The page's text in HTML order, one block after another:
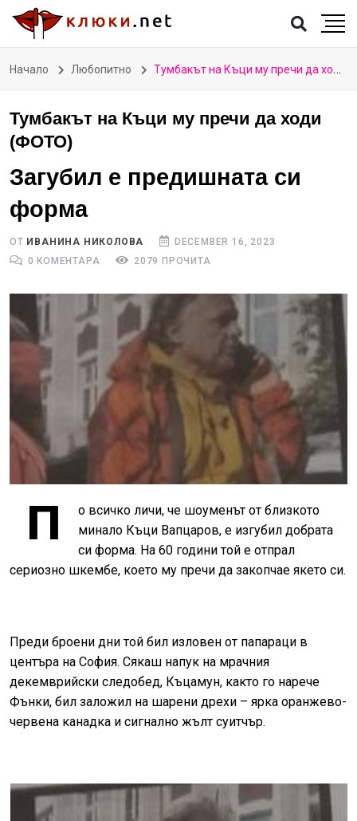
Начало Любопитно Тумбакът на Къци му пречи да ходи (ФОТО)
Тумбакът на Къци му пречи да ходи
(ФОТО)
Загубил е предишната си
форма
ОТ ИВАНИНА НИКОЛОВА
DECEMBER 16, 2023
0 КОМЕНТАРА
2079 ПРОЧИТА
П
о всичко личи, че шоуменът от близкото
минало Къци Вапцаров, е изгубил добрата
си форма. На 60 години той е отпрал
сериозно шкембе, което му пречи да закопчае якето си.
Преди броени дни той бил изловен от папараци в
центъра на София. Сякаш напук на мрачния
декемврийски следобед, Къцамун, както го нарече
Фънки, бил заложил на шарени дрехи – ярка оранжево-
червена канадка и сигнално жълт суитчър.